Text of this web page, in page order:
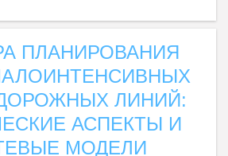
ПЛАНИРОВАНИЯ
ЛИНИЙ:
АСПЕКТЫ И
МОДЕЛИ